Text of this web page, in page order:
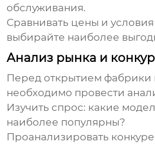
обслуживания.
Сравнивать цены и условия
выбирайте наиболее
Анализ рынка и
Перед открытием фабрики
необходимо провести
Изучить спрос: какие
наиболее популярны?
Проанализировать